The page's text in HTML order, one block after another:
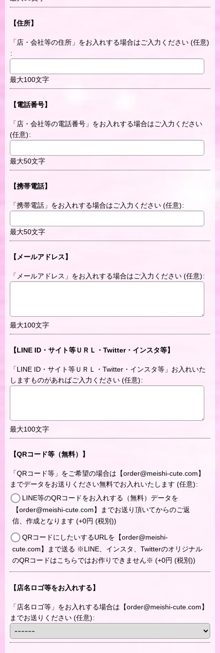
【住所】
「店・会社等の住所」をお入れする場合はご入力ください (任意)
:
最大100文字
【電話番号】
「店・会社等の電話番号」をお入れする場合はご入力ください
(任意):
最大50文字
【携帯電話】
「携帯電話」をお入れする場合はご入力ください (任意):
最大50文字
【メールアドレス】
「メールアドレス」をお入れする場合はご入力ください (任意):
最大100文字
【LINE ID・サイト等ＵＲＬ・Twitter・インスタ等】
「LINE ID・サイト等ＵＲＬ・Twitter・インスタ等」お入れいた
しますものがあればご入力ください (任意):
最大100文字
【QRコード等（無料）】
「QRコード等」をご希望の場合は【order@meishi-cute.com】
までデータをお送りください無料でお入れいたします (任意):
LINE等のQRコードをお入れする（無料）データを
【order@meishi-cute.com】までお送り頂いてからのご返
信、作成となります (+0円 (税別))
QRコードにしたいするURLを【order@meishi-
cute.com】まで送る ※LINE、インスタ、Twitterのオリジナル
のQRコードはこちらではお作りできません※ (+0円 (税別))
【店名ロゴ等をお入れする】
「店名ロゴ等」をお入れする場合は【order@meishi-cute.com】
までお送りください (任意):